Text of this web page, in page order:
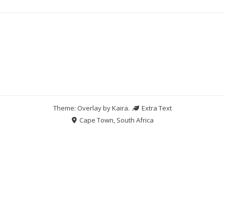
Theme: Overlay byKaira.
Extra Text
Cape Town, South Africa